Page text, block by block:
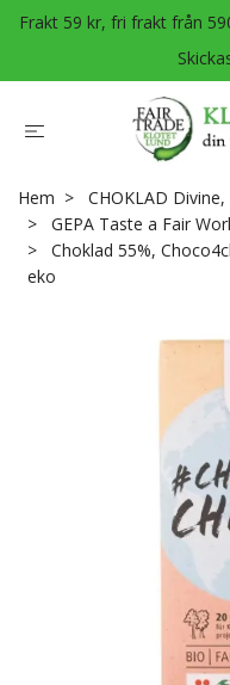
Frakt 59 kr, fri frakt från
Hem
CHOKLAD
GEPA Taste a Fair
Choklad 55%,
eko